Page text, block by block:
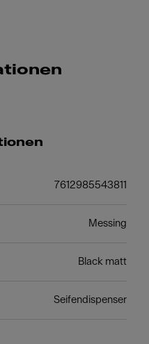
7612985543811
Messing
Black matt
Seifendispenser